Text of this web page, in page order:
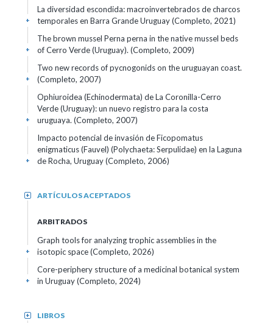
La diversidad escondida: macroinvertebrados de charcos
temporales en Barra Grande Uruguay (Completo, 2021)
+
The brown mussel Perna perna in the native mussel beds
of Cerro Verde (Uruguay). (Completo, 2009)
+
Two new records of pycnogonids on the uruguayan coast.
(Completo, 2007)
+
Ophiuroidea (Echinodermata) de La Coronilla-Cerro
Verde (Uruguay): un nuevo registro para la costa
uruguaya. (Completo, 2007)
+
Impacto potencial de invasión de Ficopomatus
enigmaticus (Fauvel) (Polychaeta: Serpulidae) en la Laguna
de Rocha, Uruguay (Completo, 2006)
+
ARTÍCULOS ACEPTADOS
+
ARBITRADOS
Graph tools for analyzing trophic assemblies in the
isotopic space (Completo, 2026)
+
Core-periphery structure of a medicinal botanical system
in Uruguay (Completo, 2024)
+
LIBROS
+